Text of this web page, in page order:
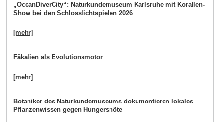
„OceanDiverCity“: Naturkundemuseum Karlsruhe mit Korallen-
Show bei den Schlosslichtspielen 2026
[mehr]
Fäkalien als Evolutionsmotor
[mehr]
Botaniker des Naturkundemuseums dokumentieren lokales
Pflanzenwissen gegen Hungersnöte